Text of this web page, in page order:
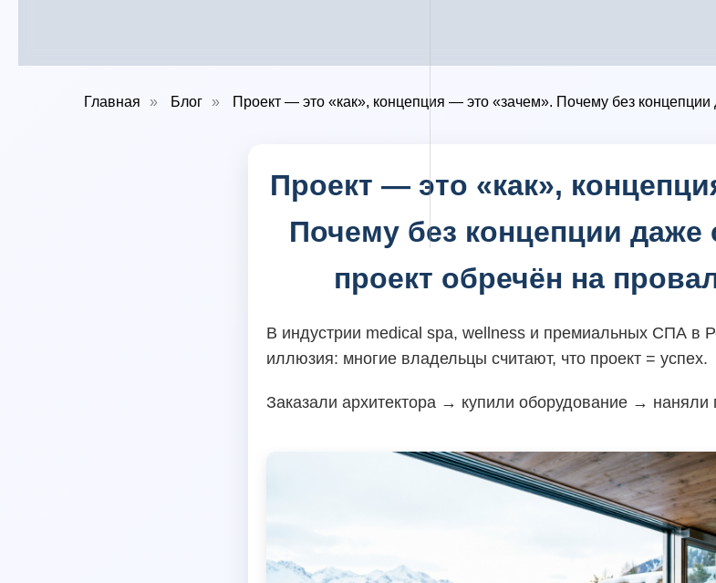
Главная » Блог » Проект — это «как», концепция — это «зачем». Почему без
Проект — это «как»,
Почему без концепции
проект обречён на
В индустрии medical spa, wellness и премиальных СПА в
иллюзия: многие владельцы считают, что проект = успех.
Заказали архитектора → купили оборудование → наняли